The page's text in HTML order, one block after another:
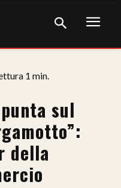
1 min.
sul
della